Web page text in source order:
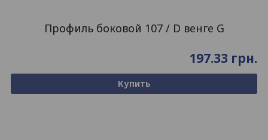
Профиль боковой 107 / D венге G
197.33 грн.
Купить